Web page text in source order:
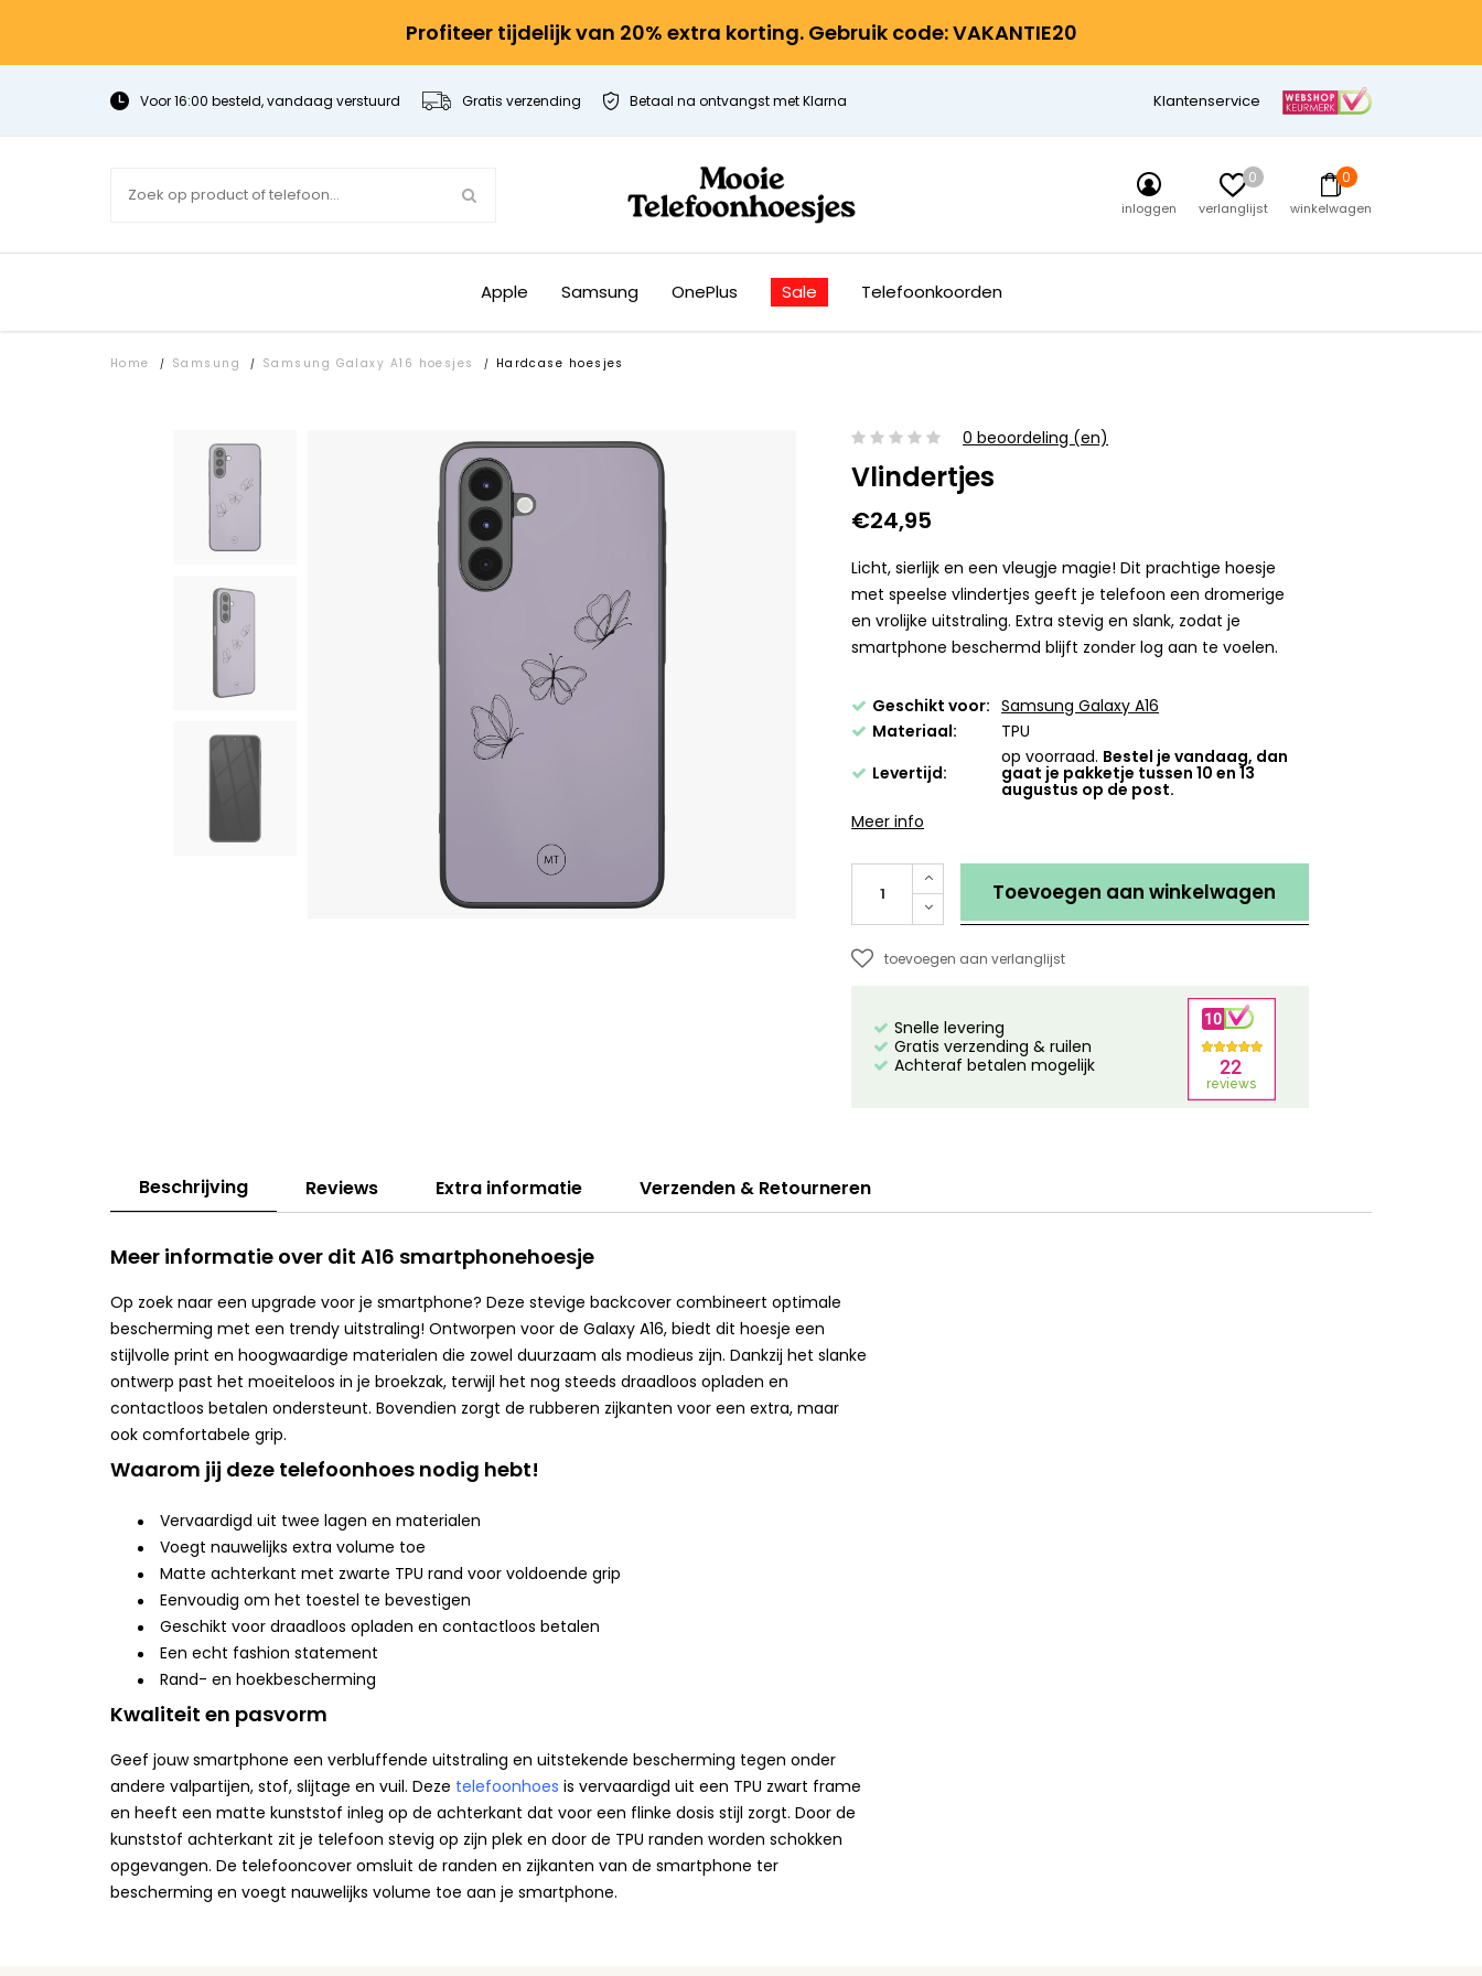
Profiteer tijdelijk van 20% extra korting. Gebruik code: VAKANTIE20
Voor 16:00 besteld, vandaag verstuurd Gratis verzending Betaal na ontvangst met Klarna Klantenservice
inloggen
0
verlanglijst
0
winkelwagen
Apple Samsung OnePlus Sale Telefoonkoorden
Home / Samsung / Samsung Galaxy A16 hoesjes / Hardcase hoesjes
0 beoordeling (en)
Vlindertjes
€24,95
Licht, sierlijk en een vleugje magie! Dit prachtige hoesje
met speelse vlindertjes geeft je telefoon een dromerige
en vrolijke uitstraling. Extra stevig en slank, zodat je
smartphone beschermd blijft zonder log aan te voelen.
Geschikt voor: Samsung Galaxy A16
Materiaal:
TPU
Levertijd:
op voorraad. Bestel je vandaag, dan
gaat je pakketje tussen 10 en 13
augustus op de post.
Meer info
Toevoegen aan winkelwagen
toevoegen aan verlanglijst
Snelle levering
Gratis verzending & ruilen
Achteraf betalen mogelijk
Beschrijving Reviews Extra informatie Verzenden & Retourneren
Meer informatie over dit A16 smartphonehoesje
Op zoek naar een upgrade voor je smartphone? Deze stevige backcover combineert optimale
bescherming met een trendy uitstraling! Ontworpen voor de Galaxy A16, biedt dit hoesje een
stijlvolle print en hoogwaardige materialen die zowel duurzaam als modieus zijn. Dankzij het slanke
ontwerp past het moeiteloos in je broekzak, terwijl het nog steeds draadloos opladen en
contactloos betalen ondersteunt. Bovendien zorgt de rubberen zijkanten voor een extra, maar
ook comfortabele grip.
Waarom jij deze telefoonhoes nodig hebt!
Vervaardigd uit twee lagen en materialen
Voegt nauwelijks extra volume toe
Matte achterkant met zwarte TPU rand voor voldoende grip
Eenvoudig om het toestel te bevestigen
Geschikt voor draadloos opladen en contactloos betalen
Een echt fashion statement
Rand- en hoekbescherming
Kwaliteit en pasvorm
Geef jouw smartphone een verbluffende uitstraling en uitstekende bescherming tegen onder
andere valpartijen, stof, slijtage en vuil. Deze telefoonhoes is vervaardigd uit een TPU zwart frame
en heeft een matte kunststof inleg op de achterkant dat voor een flinke dosis stijl zorgt. Door de
kunststof achterkant zit je telefoon stevig op zijn plek en door de TPU randen worden schokken
opgevangen. De telefooncover omsluit de randen en zijkanten van de smartphone ter
bescherming en voegt nauwelijks volume toe aan je smartphone.